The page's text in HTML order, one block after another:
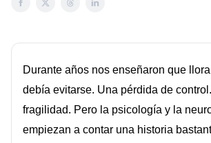
Durante años nos enseñaron que
debía evitarse. Una pérdida de
fragilidad. Pero la psicología y la
empiezan a contar una historia